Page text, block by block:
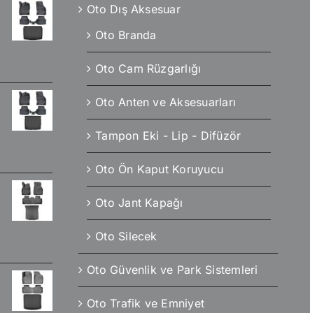
Oto Dış Aksesuar
Oto Branda
Oto Cam Rüzgarlığı
Oto Anten ve Aksesuarları
Tampon Eki - Lip - Difüzör
Oto Ön Kaput Koruyucu
Oto Jant Kapağı
Oto Silecek
Oto Güvenlik ve Park Sistemleri
Oto Trafik ve Emniyet